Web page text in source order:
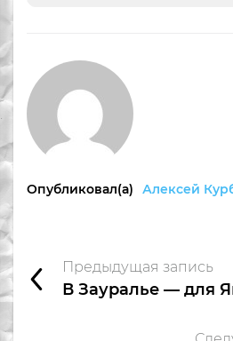
Опубликовал(а) Алексей
Предыдущая запись
В Зауралье — для